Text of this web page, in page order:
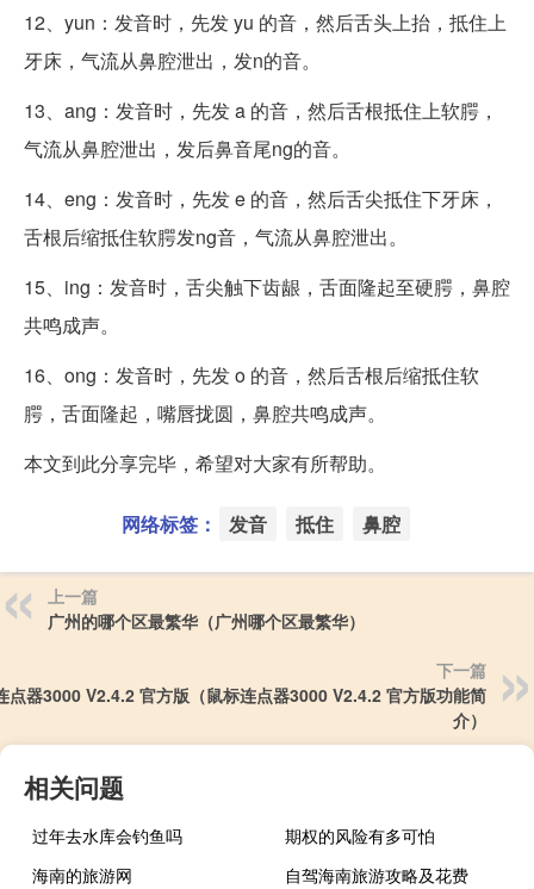
12、yun：发音时，先发 yu 的音，然后舌头上抬，抵住上
牙床，气流从鼻腔泄出，发n的音。
13、ang：发音时，先发 a 的音，然后舌根抵住上软腭，
气流从鼻腔泄出，发后鼻音尾ng的音。
14、eng：发音时，先发 e 的音，然后舌尖抵住下牙床，
舌根后缩抵住软腭发ng音，气流从鼻腔泄出。
15、ing：发音时，舌尖触下齿龈，舌面隆起至硬腭，鼻腔
共鸣成声。
16、ong：发音时，先发 o 的音，然后舌根后缩抵住软
腭，舌面隆起，嘴唇拢圆，鼻腔共鸣成声。
本文到此分享完毕，希望对大家有所帮助。
网络标签： 发音 抵住 鼻腔
上一篇
广州的哪个区最繁华（广州哪个区最繁华）
下一篇
点器3000 V2.4.2 官方版（鼠标连点器3000 V2.4.2 官方版功能简
介）
相关问题
过年去水库会钓鱼吗
期权的风险有多可怕
海南的旅游网
自驾海南旅游攻略及花费